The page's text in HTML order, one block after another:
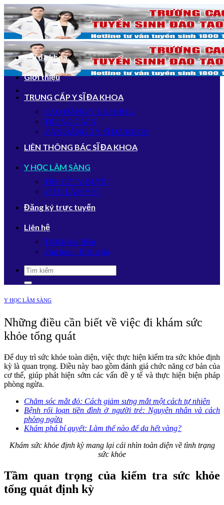
Bỏ
qua
nội
dung
Y sĩ đa khoa
Giới thiệu
TRUNG CẤP Y SĨ ĐA KHOA
CAO ĐẲNG Y ĐA KHOA
TRUNG CẤP Y
VĂN BẰNG 2 Y SĨ ĐA KHOA
LIÊN THÔNG BÁC SĨ ĐA KHOA
Y HỌC LÂM SÀNG
TIN TỨC Y DƯỢC
VIỆC LÀM Y SĨ
Đăng ký trực tuyến
Liên hệ
Thời Khóa Biểu
Văn bản – Biểu mẫu
Y HỌC LÂM SÀNG
Những điều cần biết về việc đi khám sức
khỏe tổng quát
Để duy trì sức khỏe toàn diện, việc thực hiện kiểm tra sức khỏe định
kỳ là quan trọng. Điều này bao gồm đánh giá chức năng cơ bản của
cơ thể, giúp phát hiện sớm các vấn đề y tế và thực hiện biện pháp
phòng ngừa.
Chăm sóc mắt đỏ: Cách giảm sưng mắt một cách tự nhiên
Bệnh rối loạn tiền đình ở người trẻ: Nguyên nhân và cách
phòng ngừa
Khám phá bí quyết: Làm thế nào để da hết vàng?
Khám sức khỏe định kỳ mang lại cái nhìn toàn diện về tình trạng
sức khỏe
Tầm quan trọng của kiểm tra sức khỏe
tổng quát định kỳ